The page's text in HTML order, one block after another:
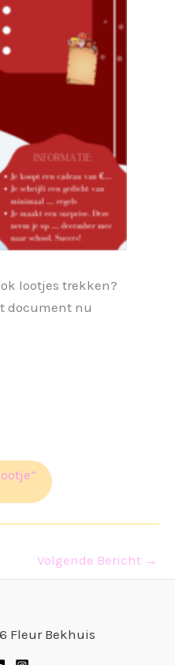
lootjes trekken?
document nu
Volgende Bericht →
Fleur Bekhuis